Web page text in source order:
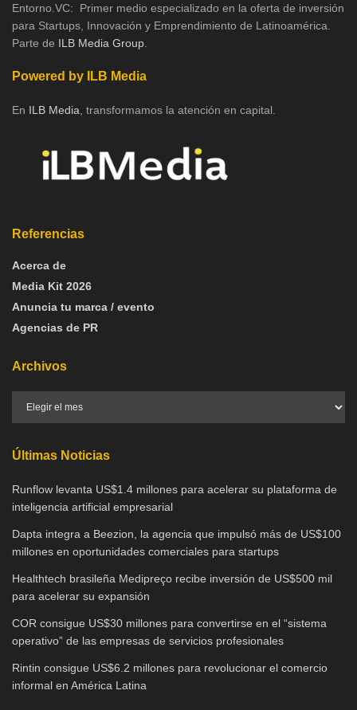
Entorno.VC: Primer medio especializado en la oferta de inversión
para Startups, Innovación y Emprendimiento de Latinoamérica.
Parte de ILB Media Group
Powered by ILB Media
En ILB Media , transformamos la atención en capital.
Referencias
Acerca de
Media Kit 2026
Anuncia tu marca / evento
Agencias de PR
Archivos
Últimas Noticias
Runflow levanta US$1.4 millones para acelerar su plataforma de
inteligencia artificial empresarial
Dapta integra a Beezion, la agencia que impulsó más de US$100
millones en oportunidades comerciales para startups
Healthtech brasileña Medipreço recibe inversión de US$500 mil
para acelerar su expansión
COR consigue US$30 millones para convertirse en el “sistema
operativo” de las empresas de servicios profesionales
Rintin consigue US$6.2 millones para revolucionar el comercio
informal en América Latina